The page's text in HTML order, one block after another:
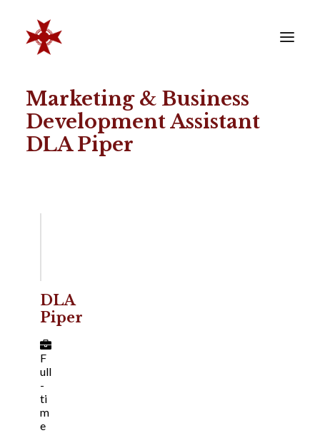
VERENIGING
SOCIËTEIT
LEDEN
Marketing & Business
Development Assistant
DLA Piper
DLA
Piper
F
ull
-
ti
m
e